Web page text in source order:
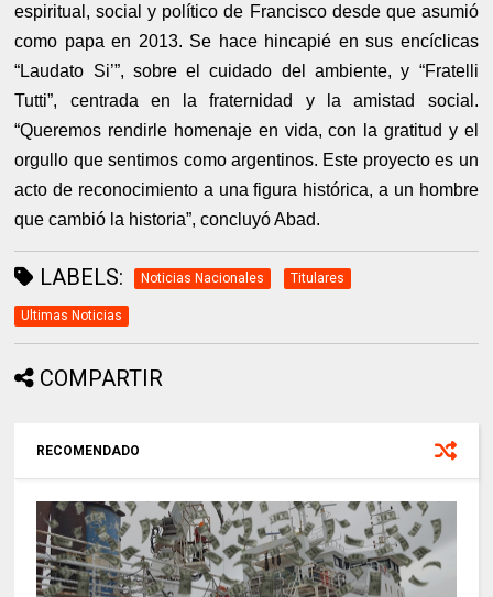
espiritual, social y político de Francisco desde que asumió
como papa en 2013. Se hace hincapié en sus encíclicas
“Laudato Si’”, sobre el cuidado del ambiente, y “Fratelli
Tutti”, centrada en la fraternidad y la amistad social.
“Queremos rendirle homenaje en vida, con la gratitud y el
orgullo que sentimos como argentinos. Este proyecto es un
acto de reconocimiento a una figura histórica, a un hombre
que cambió la historia”, concluyó Abad.
LABELS: Noticias Nacionales Titulares
Ultimas Noticias
COMPARTIR
RECOMENDADO